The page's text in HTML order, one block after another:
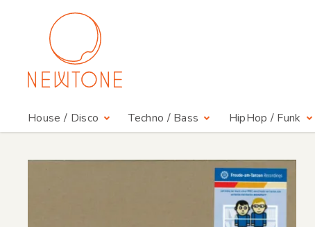
House / Disco Techno / Bass HipHop / Funk